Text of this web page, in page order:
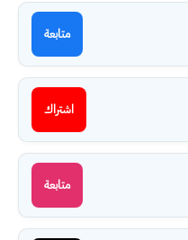
متابعة
اشتراك
متابعة